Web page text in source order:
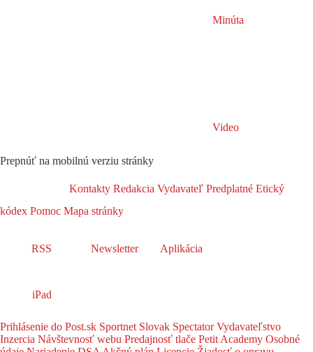
Minúta
Video
Prepnúť na mobilnú verziu stránky
Kontakty Redakcia Vydavateľ Predplatné Etický
kódex Pomoc Mapa stránky
RSS Newsletter Aplikácia
iPad
Prihlásenie do Post.sk Sportnet Slovak SpectatorVydavateľstvo
Inzercia Návštevnosť webu Predajnosť tlače Petit Academy Osobné